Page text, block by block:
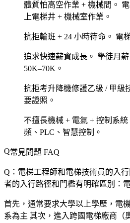
體質怕高空作業 + 機械間。
上電梯井 + 機械室作業。
抗拒輪班 + 24 小時待命。 電
追求快速薪資成長。 學徒月
50K–70K。
抗拒考升降機修護乙級 / 甲級
要證照。
不擅長機械 + 電氣 + 控制系統
頻、PLC、智慧控制。
常見問題 FAQ
Q：電梯工程師和電梯技術員的入
者的入行路徑和門檻有明確區別：
首先，通常要求大學以上學歷，電
系為主 其次，進入跨國電梯廠商（